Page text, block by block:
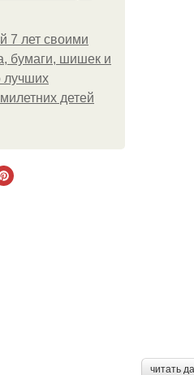
7 лет своими
бумаги, шишек и
лучших
детей
читать